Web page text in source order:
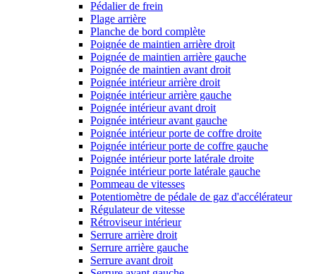
Pédalier de frein
Plage arrière
Planche de bord complète
Poignée de maintien arrière droit
Poignée de maintien arrière gauche
Poignée de maintien avant droit
Poignée intérieur arrière droit
Poignée intérieur arrière gauche
Poignée intérieur avant droit
Poignée intérieur avant gauche
Poignée intérieur porte de coffre droite
Poignée intérieur porte de coffre gauche
Poignée intérieur porte latérale droite
Poignée intérieur porte latérale gauche
Pommeau de vitesses
Potentiomètre de pédale de gaz d'accélérateur
Régulateur de vitesse
Rétroviseur intérieur
Serrure arrière droit
Serrure arrière gauche
Serrure avant droit